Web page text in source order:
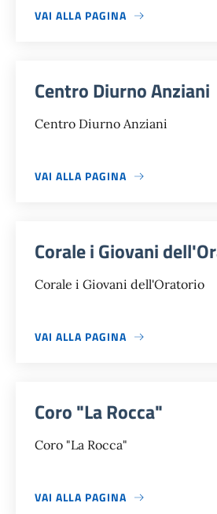
VAI ALLA PAGINA
Centro Diurno Anziani
Centro Diurno Anziani
VAI ALLA PAGINA
Corale i Giovani
Corale i Giovani dell'Oratorio
VAI ALLA PAGINA
Coro "La Rocca"
Coro "La Rocca"
VAI ALLA PAGINA